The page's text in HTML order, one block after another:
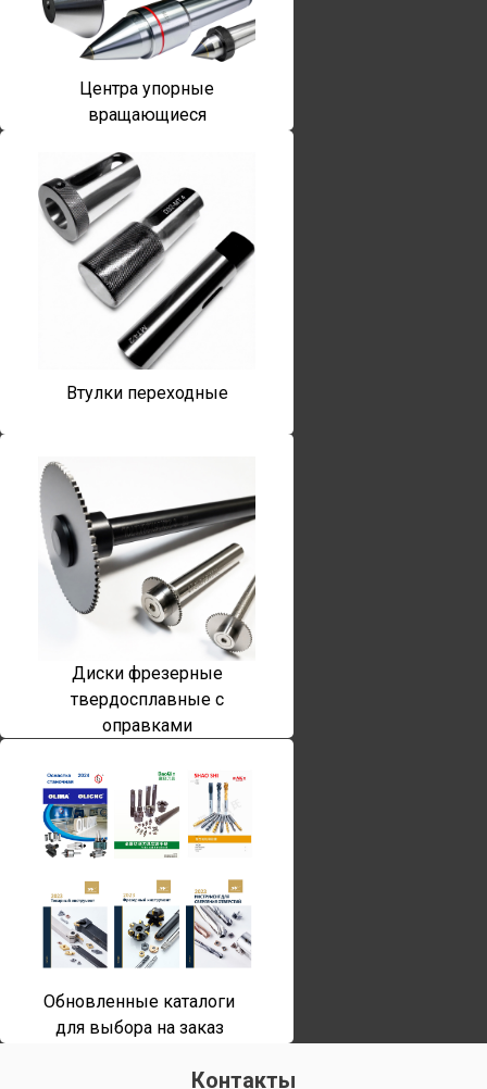
Центра упорные
вращающиеся
Втулки переходные
Диски фрезерные
твердосплавные с
оправками
Обновленные каталоги
для выбора на заказ
Контакты